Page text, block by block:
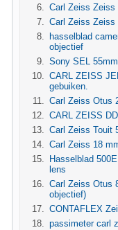
Carl Zeiss Zeiss
Carl Zeiss
hasselblad
objectief
Sony SEL
CARL ZEISS
gebuiken.
Carl Zeiss Otus
CARL ZEISS
Carl Zeiss Touit
Carl Zeiss 18
Hasselblad
lens
Carl Zeiss Otus
objectief)
CONTAFLEX
passimeter carl